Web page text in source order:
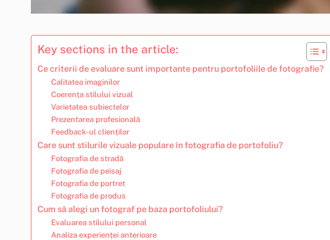
Key sections in the article:
Ce criterii de evaluare sunt importante pentru portofoliile de fotografie?
Calitatea imaginilor
Coerența stilului vizual
Varietatea subiectelor
Prezentarea profesională
Feedback-ul clienților
Care sunt stilurile vizuale populare în fotografia de portofoliu?
Fotografia de stradă
Fotografia de peisaj
Fotografia de portret
Fotografia de produs
Cum să alegi un fotograf pe baza portofoliului?
Evaluarea stilului personal
Analiza experienței anterioare